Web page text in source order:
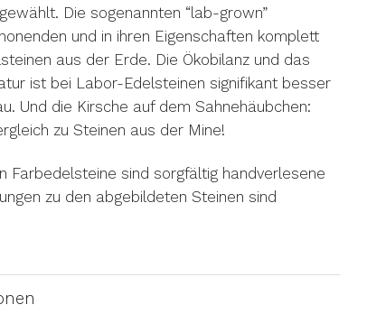
Die sogenannten “lab-grown”
und in ihren Eigenschaften komplett
aus der Erde. Die Ökobilanz und das
ist bei Labor-Edelsteinen signifikant besser
Und die Kirsche auf dem Sahnehäubchen:
zu Steinen aus der Mine!
Farbedelsteine sind sorgfältig handverlesene
zu den abgebildeten Steinen sind